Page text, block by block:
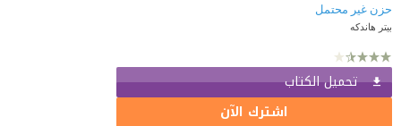
حزن غير محتمل
بيتر هاندكه
تحميل الكتاب
اشترك الآن